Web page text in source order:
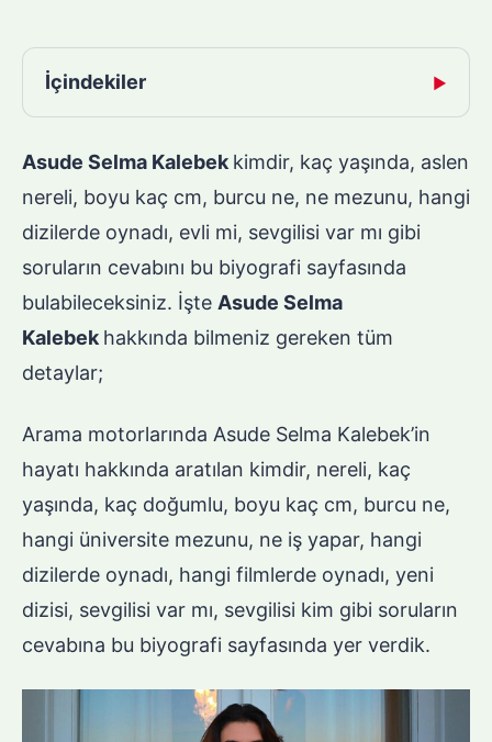
İçindekiler ▶
Asude Selma Kalebekkimdir, kaç yaşında, aslen
nereli, boyu kaç cm, burcu ne, ne mezunu, hangi
dizilerde oynadı, evli mi, sevgilisi var mı gibi
soruların cevabını bu biyografi sayfasında
bulabileceksiniz. İşte Asude Selma
Kalebekhakkında bilmeniz gereken tüm
detaylar;
Arama motorlarında Asude Selma Kalebek’in
hayatı hakkında aratılan kimdir, nereli, kaç
yaşında, kaç doğumlu, boyu kaç cm, burcu ne,
hangi üniversite mezunu, ne iş yapar, hangi
dizilerde oynadı, hangi filmlerde oynadı, yeni
dizisi, sevgilisi var mı, sevgilisi kim gibi soruların
cevabına bu biyografi sayfasında yer verdik.